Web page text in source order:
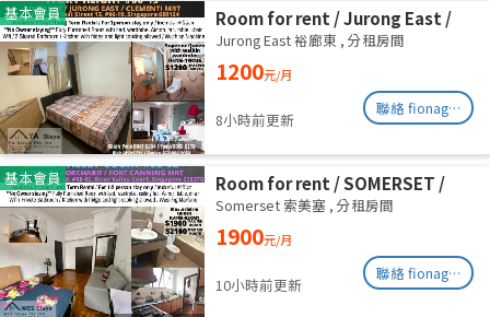
基本會員
Room for rent / Jurong East /
Common room / 1pax stay /
Available 2 Sept
Jurong East 裕廊東 , 分租房間
1200元/月
8小時前更新
聯絡 fionag@transinex.com.sg
基本會員
Room for rent / SOMERSET /
Master room / 1, 2 pax stay /
Available Aug 11
Somerset 索美塞 , 分租房間
1900元/月
10小時前更新
聯絡 fionag@transinex.com.sg